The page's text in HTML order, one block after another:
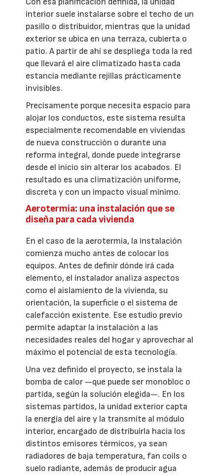
interior suele instalarse sobre el techo de un
pasillo o distribuidor, mientras que la unidad
exterior se ubica en una terraza, cubierta o
patio. A partir de ahí se despliega toda la red
que llevará el aire climatizado hasta cada
estancia mediante rejillas prácticamente
invisibles.
Precisamente porque necesita espacio para
alojar los conductos, este sistema resulta
especialmente recomendable en viviendas
de nueva construcción o durante una
reforma integral, donde puede integrarse
desde el inicio sin alterar los acabados. El
resultado es una climatización uniforme,
discreta y con un impacto visual mínimo.
Aerotermia: una instalación que se
diseña para cada vivienda
En el caso de la aerotermia, la instalación
comienza mucho antes de colocar los
equipos. Antes de definir dónde irá cada
elemento, el instalador analiza aspectos
como el aislamiento de la vivienda, su
orientación, la superficie o el sistema de
calefacción existente. Ese estudio previo
permite adaptar la instalación a las
necesidades reales del hogar y aprovechar al
máximo el potencial de esta tecnología.
Una vez definido el proyecto, se instala la
bomba de calor —que puede ser monobloc o
partida, según la solución elegida—. En los
sistemas partidos, la unidad exterior capta
la energía del aire y la transmite al módulo
interior, encargado de distribuirla hacia los
distintos emisores térmicos, ya sean
radiadores de baja temperatura, fan coils o
suelo radiante, además de producir agua